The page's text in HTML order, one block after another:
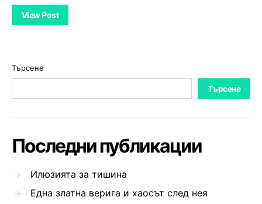
View Post
Търсене
Търсене
Последни публикации
Илюзията за тишина
Една златна верига и хаосът след нея